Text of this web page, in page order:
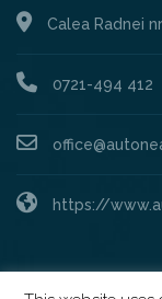
Calea Radnei
0721-494 412
https://